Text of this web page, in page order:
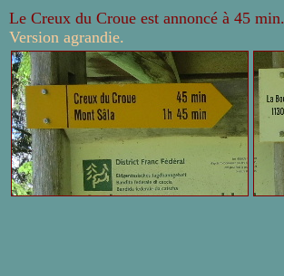
Le Creux du Croue est annoncé à 45 min.
Version agrandie.